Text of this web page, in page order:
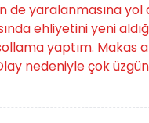
de yaralanmasına yol
ehliyetini yeni
yaptım. Makas
nedeniyle çok